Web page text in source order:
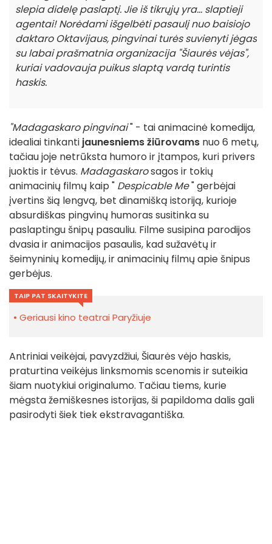
slepia didelę paslaptį. Jie iš tikrųjų yra... slaptieji
agentai! Norėdami išgelbėti pasaulį nuo baisiojo
daktaro Oktavijaus, pingvinai turės suvienyti jėgas
su labai prašmatnia organizacija "Šiaurės vėjas",
kuriai vadovauja puikus slaptą vardą turintis
haskis.
"Madagaskaro pingvinai" - tai animacinė komedija,
idealiai tinkanti jaunesniems žiūrovams nuo 6 metų,
tačiau joje netrūksta humoro ir įtampos, kuri privers
juoktis ir tėvus. Madagaskarosagos ir tokių
animacinių filmų kaip " Despicable Me" gerbėjai
įvertins šią lengvą, bet dinamišką istoriją, kurioje
absurdiškas pingvinų humoras susitinka su
paslaptingu šnipų pasauliu. Filme susipina parodijos
dvasia ir animacijos pasaulis, kad sužavėtų ir
šeimyninių komedijų, ir animacinių filmų apie šnipus
gerbėjus.
TAIP PAT SKAITYKITE
Geriausi kino teatrai Paryžiuje
Antriniai veikėjai, pavyzdžiui, Šiaurės vėjo haskis,
praturtina veikėjus linksmomis scenomis ir suteikia
šiam nuotykiui originalumo. Tačiau tiems, kurie
mėgsta žemiškesnes istorijas, ši papildoma dalis gali
pasirodyti šiek tiek ekstravagantiška.